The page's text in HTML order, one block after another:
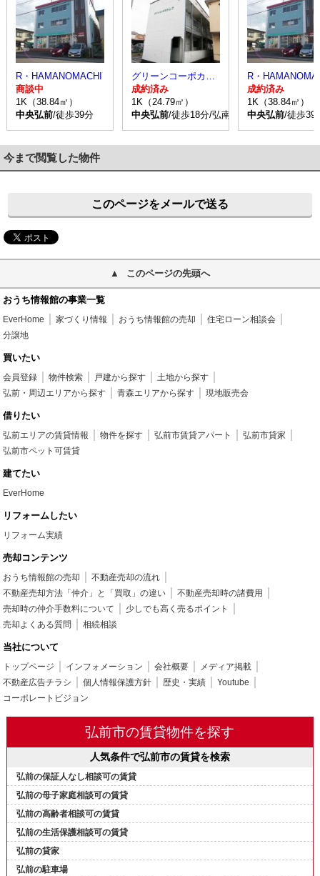
R・HAMANOMACHI
商談中
1K（38.84㎡）
中央弘前/徒歩39分
グリーンコーポカトレア
成約済み
1K（24.79㎡）
中央弘前/徒歩18分/弘南バス 野田1丁目
R・
成約済み
1K（38.84㎡）
中央弘前/徒歩39
今まで閲覧した物件
このページをメールで送る
このページの先頭へ
おうち情報館の事業一覧
EverHome 家づくり情報 おうち情報館の売却
住宅ローン相談会
分譲地
買いたい
会員登録 物件検索 戸建から探す
土地から探す
弘前・周辺エリアから探す
青森エリアから探す 現地販売会
借りたい
弘前エリアの賃貸情報 物件を探す 弘前市賃貸アパート
弘前市貸家
弘前市ペット可賃貸
建てたい
EverHome
リフォームしたい
リフォーム実績
売却コンテンツ
おうち情報館の売却
不動産売却の流れ
不動産売却方法「仲介」と「買取」の違い
不動産売却時の諸費用
売却時の仲介手数料について
少しでも高く売るポイント
売却よくある質問
相続相談
当社について
トップページ インフォメーション 会社概要
メディア掲載
不動産広告チラシ
個人情報保護方針 歴史・実績
Youtube
コーポレートビジョン
弘前市の賃貸物件を探す
人気条件で弘前市の賃貸を検索
弘前の保証人なし相談可の賃貸
弘前の母子家庭相談可の賃貸
弘前の高齢者相談可の賃貸
弘前の生活保護相談可の賃貸
弘前の貸家
弘前の駐車場